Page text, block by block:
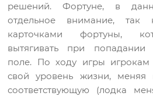
решений. Фортуне, в
отдельное внимание,
карточками фортуны,
вытягивать при попадании
поле. По ходу игры игрокам
свой уровень жизни,
соответствующую (лодка